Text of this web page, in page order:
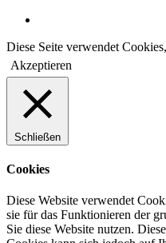
Diese Seite verwendet
Akzeptieren
Schließen
Cookies
Diese Website verwendet
sie für das Funktionieren der
Sie diese Website nutzen.